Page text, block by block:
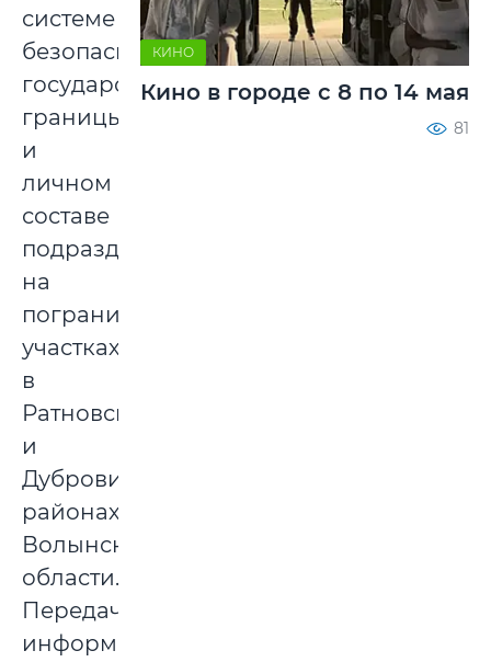
системе
безопасности
государственной
границы
и
личном
составе
подразделений
на
пограничных
участках
в
Ратновском
и
Дубровицком
районах
Волынской
области.
Передача
информации,
КИНО
Кино в городе с 8 по 14 мая
81